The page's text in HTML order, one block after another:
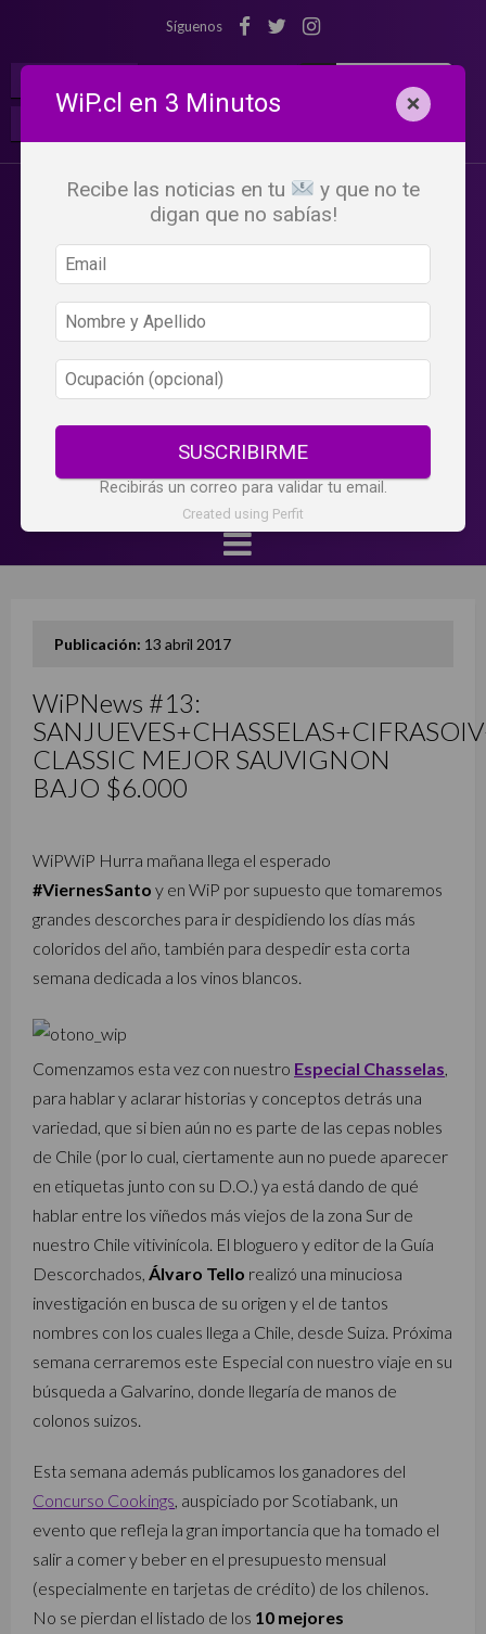
Síguenos
Publicación: 13 abril 2017
WiPNews #13:
CLASSIC MEJOR SAUVIGNON
BAJO $6.000
WiPWiP Hurra mañana llega el esperado
#ViernesSanto y en WiP por supuesto que tomaremos
grandes descorches para ir despidiendo los días más
coloridos del año, también para despedir esta corta
semana dedicada a los vinos blancos.
Comenzamos esta vez con nuestro Especial Chasselas
para hablar y aclarar historias y conceptos detrás una
variedad, que si bien aún no es parte de las cepas nobles
de Chile (por lo cual, ciertamente aun no puede aparecer
en etiquetas junto con su D.O.) ya está dando de qué
hablar entre los viñedos más viejos de la zona Sur de
nuestro Chile vitivinícola. El bloguero y editor de la Guía
Descorchados, Álvaro Tello realizó una minuciosa
investigación en busca de su origen y el de tantos
nombres con los cuales llega a Chile, desde Suiza. Próxima
semana cerraremos este Especial con nuestro viaje en su
búsqueda a Galvarino, donde llegaría de manos de
colonos suizos.
Esta semana además publicamos los ganadores del
Concurso Cookings , auspiciado por Scotiabank, un
evento que refleja la gran importancia que ha tomado el
salir a comer y beber en el presupuesto mensual
(especialmente en tarjetas de crédito) de los chilenos.
No se pierdan el listado de los 10 mejores
WiP.cl en 3 Minutos ×
Recibe las noticias en tu
y que no te
digan que no sabías!
SUSCRIBIRME
Recibirás un correo para validar tu email.
Created using Perfit